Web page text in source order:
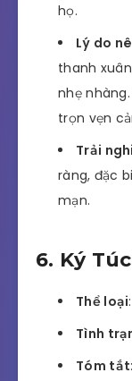
họ.
Lý do
thanh
nhẹ
trọn vẹn
Trải
ràng, đặc
mạn.
6. Ký
Thể loại
Tình
Tóm tắt